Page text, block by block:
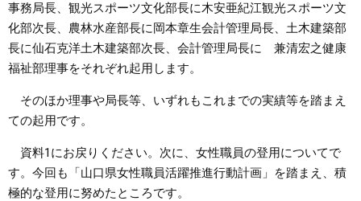
事務局長、観光スポーツ文化部長に木安亜紀江観光スポーツ文
化部次長、農林水産部長に岡本章生会計管理局長、土木建築部
長に仙石克洋土木建築部次長、会計管理局長に 兼清宏之健康
福祉部理事をそれぞれ起用します。
そのほか理事や局長等、いずれもこれまでの実績等を踏まえ
ての起用です。
資料1にお戻りください。次に、女性職員の登用についてで
す。今回も「山口県女性職員活躍推進行動計画」を踏まえ、積
極的な登用に努めたところです。